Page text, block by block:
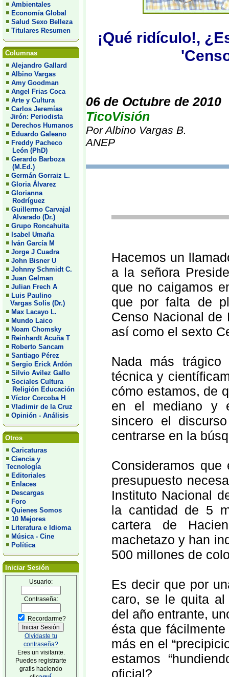
Ambientales
Economía Global
Salud Sexo Belleza
Titulares Resumen
Columnas
Alejandro Gallard
Albino Vargas
Amy Goodman
Angel Frias Coca
Arte y Cultura
Carlos Jeremías
Jirón: Periodista
Derechos Humanos
Eduardo Galeano
Freddy Pacheco
León (PhD)
Gerardo Barboza
(M.Ed.)
Germán Gorraiz L.
Gloria Álvarez
Glorianna
Rodríguez
Guillermo Carvajal
Alvarado (Dr.)
Grupo Roncahuita
Isabel Umaña
Iván García M
Jorge J Cuadra
John Bisner U
Johnny Schmidt C.
Juan Gelman
Julian Frech A
Luis Paulino
Vargas Solis (Dr.)
Max Lacayo L.
Mundo Laico
Noam Chomsky
Reinhardt Acuña T
Roberto Sancam
Santiago Pérez
Sergio Erick Ardón
Silvio Avilez Gallo
Sociales Cultura
Religión Educación
Víctor Corcoba H
Vladimir de la Cruz
Opinión - Análisis
Otros
Caricaturas
Ciencia y
Tecnología
Editoriales
Enlaces
Descargas
Foro
Quienes Somos
10 Mejores
Literatura e Idioma
Música - Cine
Política
Iniciar Sesión
Usuario:
Contraseña:
Recordarme?
Olvidaste tu
contraseña?
Eres un visitante.
Puedes registrarte
gratis haciendo
¡Qué ridículo!,
06 de Octubre de 2010
TicoVisión
Por Albino Vargas B.
ANEP
Hacemos un
a la señora
que no caigamos
que por falta de
Censo Nacional de
así como el sexto
Nada más
técnica y
cómo estamos, de
en el mediano y
sincero el
centrarse en la
Consideramos
presupuesto
Instituto Nacional
la cantidad de 5
cartera de
machetazo y han
500 millones de
Es decir que por
caro, se le quita al
del año entrante,
ésta que fácilmente
más en el
estamos
oficial?